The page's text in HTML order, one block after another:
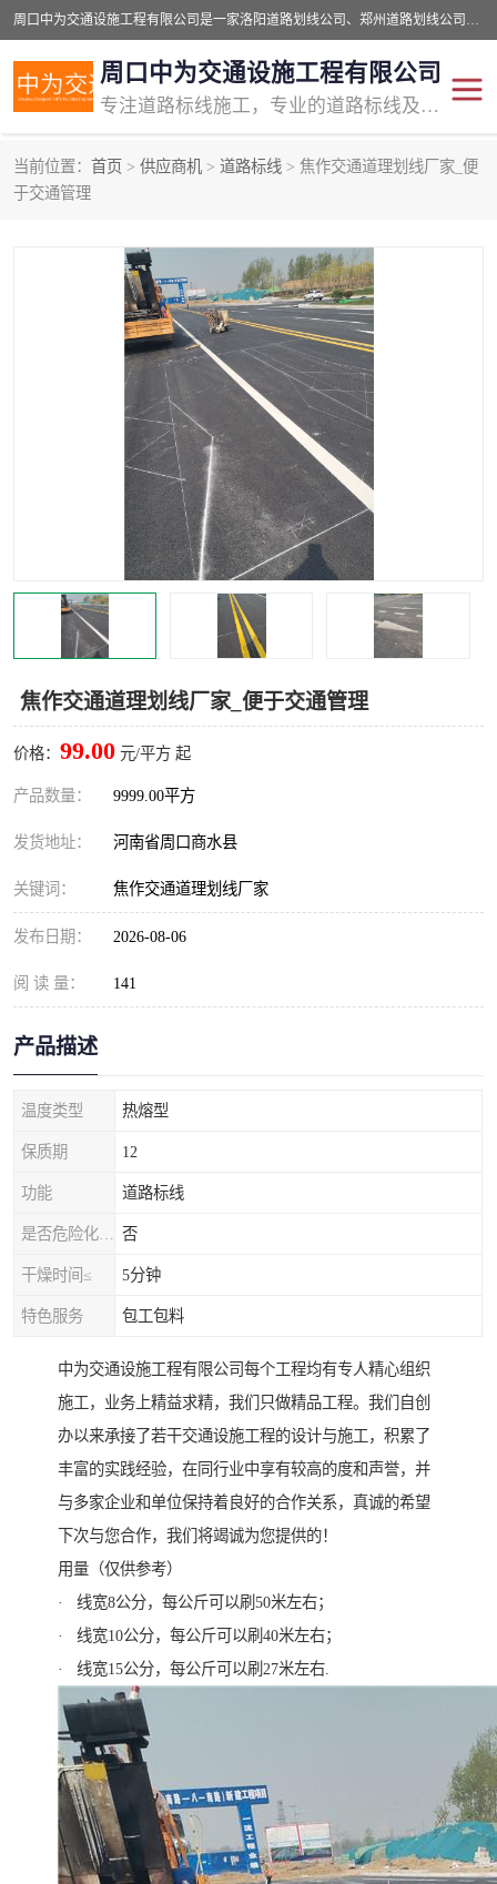
周口中为交通设施工程有限公司是一家洛阳道路划线公司、郑州道路划线公司、平顶山道路车位划线公司、开封车位划线公司、许昌道路车位划线公司、漯河道路车位划线公司，公司始终坚持“诚信、匠心、专注”的宗旨；我们的经营理念是：的服务。
周口中为交通设施工程有限公司
专注道路标线施工，专业的道路标线及交通设施施工服务商!
当前位置： 首页 > 供应商机 > 道路标线 > 焦作交通道理划线厂家_便
于交通管理
焦作交通道理划线厂家_便于交通管理
价格： 99.00 元/平方 起
产品数量： 9999.00平方
发货地址： 河南省周口商水县
关键词： 焦作交通道理划线厂家
发布日期： 2026-08-06
阅 读 量： 141
产品描述
温度类型 热熔型
保质期 12
功能 道路标线
否
干燥时间≤ 5分钟
特色服务 包工包料
中为交通设施工程有限公司每个工程均有专人精心组织
施工，业务上精益求精，我们只做精品工程。我们自创
办以来承接了若干交通设施工程的设计与施工，积累了
丰富的实践经验，在同行业中享有较高的度和声誉，并
与多家企业和单位保持着良好的合作关系，真诚的希望
下次与您合作，我们将竭诚为您提供的！
用量（仅供参考）
· 线宽8公分，每公斤可以刷50米左右；
· 线宽10公分，每公斤可以刷40米左右；
· 线宽15公分，每公斤可以刷27米左右.
交通道路标线
道路标线划线 马路标线
道路划线